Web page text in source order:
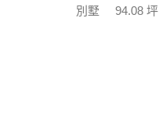
別墅 94.08 坪